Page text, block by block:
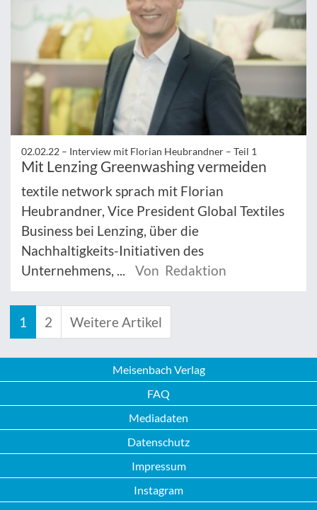
02.02.22 – Interview mit Florian Heubrandner – Teil 1
Mit Lenzing Greenwashing vermeiden
textile network sprach mit Florian
Heubrandner, Vice President Global Textiles
Business bei Lenzing, über die
Nachhaltigkeits-Initiativen des
Unternehmens, ...
Von Redaktion
1 2 Weitere Artikel
Meisenbach Verlag
FAQ
Mediadaten
Datenschutz
Impressum
Instagram